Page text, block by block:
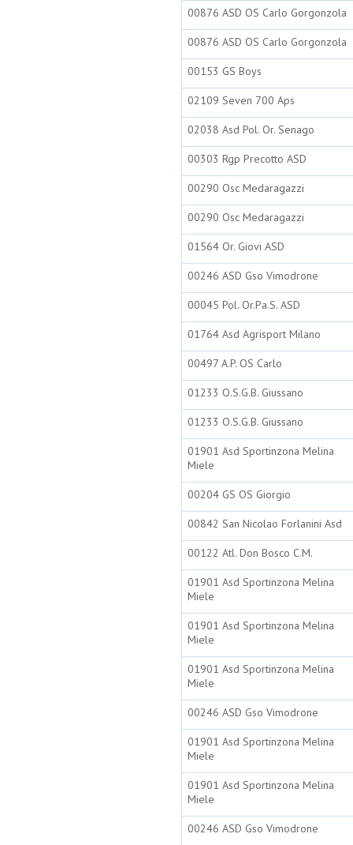
00876 ASD OS Carlo Gorgonzola
00876 ASD OS Carlo Gorgonzola
00153 GS Boys
02109 Seven 700 Aps
02038 Asd Pol. Or. Senago
00303 Rgp Precotto ASD
00290 Osc Medaragazzi
00290 Osc Medaragazzi
01564 Or. Giovi ASD
00246 ASD Gso Vimodrone
00045 Pol. Or.Pa.S. ASD
01764 Asd Agrisport Milano
00497 A.P. OS Carlo
01233 O.S.G.B. Giussano
01233 O.S.G.B. Giussano
01901 Asd Sportinzona Melina
Miele
00204 GS OS Giorgio
00842 San Nicolao Forlanini Asd
00122 Atl. Don Bosco C.M.
01901 Asd Sportinzona Melina
Miele
01901 Asd Sportinzona Melina
Miele
01901 Asd Sportinzona Melina
Miele
00246 ASD Gso Vimodrone
01901 Asd Sportinzona Melina
Miele
01901 Asd Sportinzona Melina
Miele
00246 ASD Gso Vimodrone